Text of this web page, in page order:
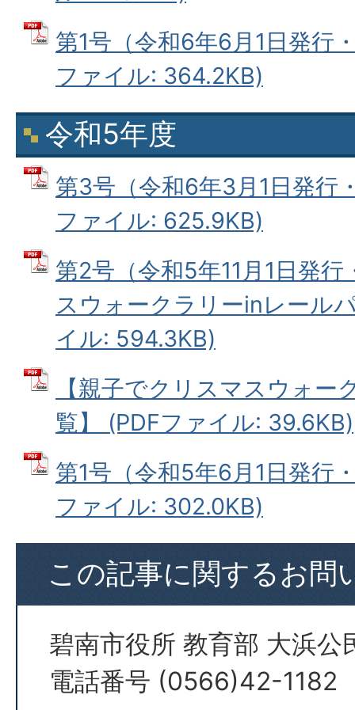
第1号（令和6年6月1日発行
ファイル: 364.2KB)
令和5年度
第3号（令和6年3月1日発行
ファイル: 625.9KB)
第2号（令和5年11月1日発
スウォークラリーinレール
イル: 594.3KB)
【親子でクリスマスウォー
覧】 (PDFファイル: 39.6KB)
第1号（令和5年6月1日発行
ファイル: 302.0KB)
この記事に関するお問
碧南市役所 教育部 大浜公
電話番号 (0566)42-1182